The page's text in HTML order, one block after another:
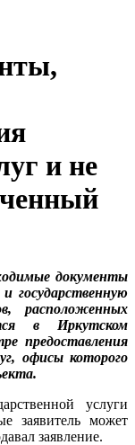
и не
документы
государственную
расположенных
в Иркутском
предоставления
офисы которого
услуги
заявитель может
заявление.